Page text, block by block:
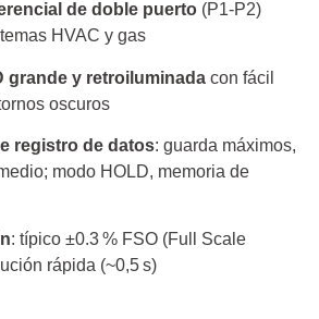
de doble puerto (P1‑P2)
HVAC y gas
grande y retroiluminada con fácil
oscuros
registro de datos: guarda máximos,
modo HOLD, memoria de
: típico ±0.3 % FSO (Full Scale
rápida (~0,5 s)